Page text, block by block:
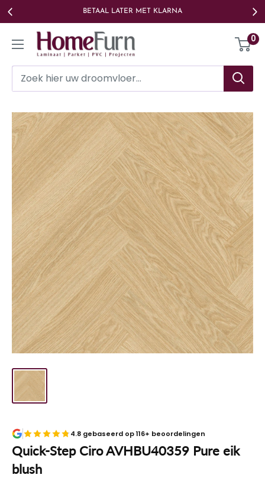
Ga
naar
BETAAL LATER MET KLARNA
Homefurn 0
4.8 gebaseerd op 116+ beoordelingen
Quick-Step Ciro AVHBU40359 Pure eik
blush